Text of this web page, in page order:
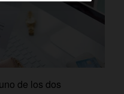
de los dos